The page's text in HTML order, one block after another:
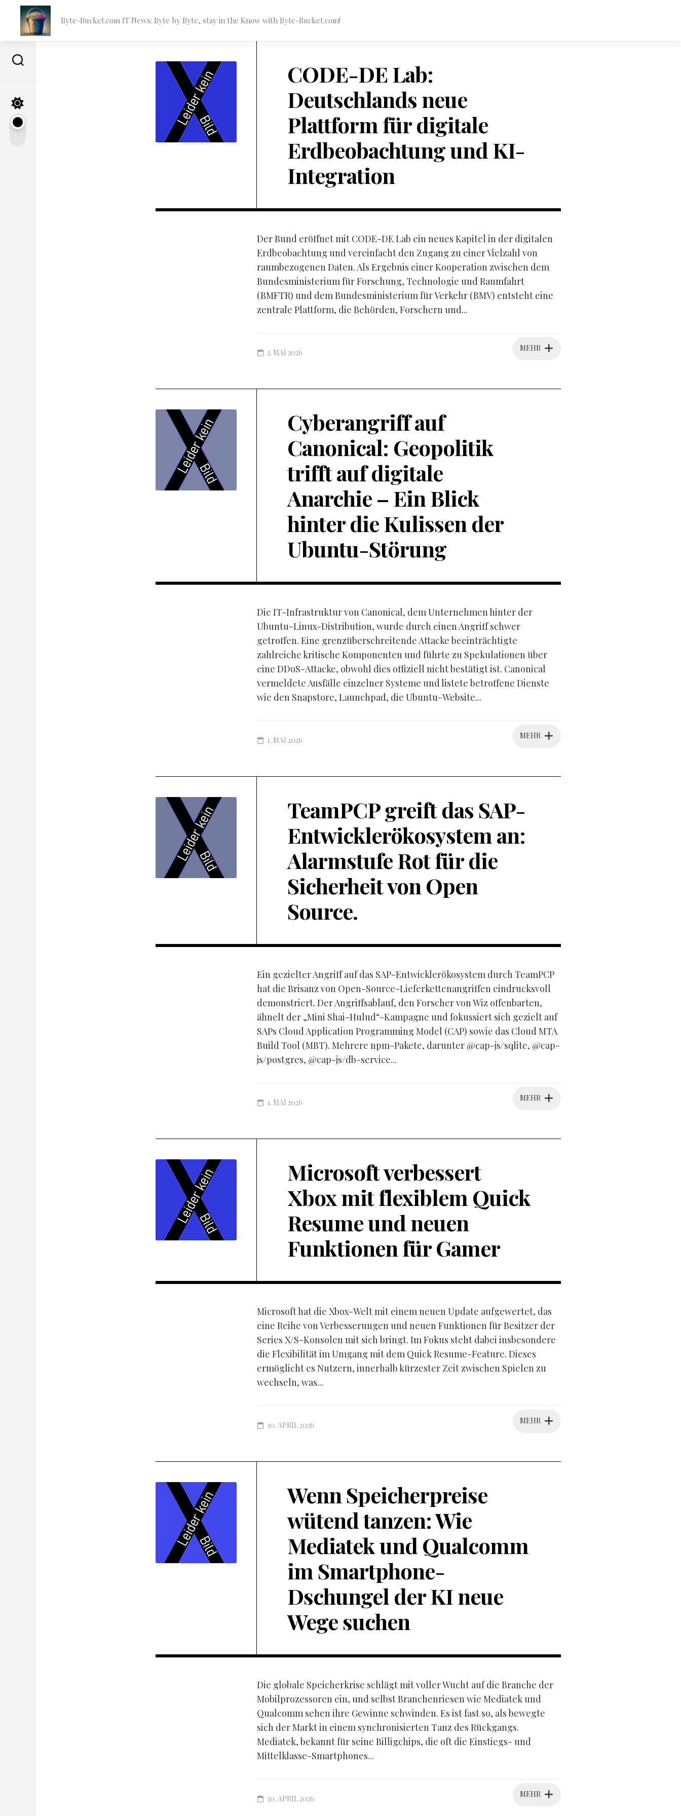
content
Byte-Bucket.com IT News: Byte by Byte, stay in the Know with Byte-Bucket.com!
CODE-DE Lab:
Deutschlands neue
Plattform für digitale
Erdbeobachtung und KI-
Integration
Der Bund eröffnet mit CODE-DE Lab ein neues Kapitel in der digitalen
Erdbeobachtung und vereinfacht den Zugang zu einer Vielzahl von
raumbezogenen Daten. Als Ergebnis einer Kooperation zwischen dem
Bundesministerium für Forschung, Technologie und Raumfahrt
(BMFTR) und dem Bundesministerium für Verkehr (BMV) entsteht eine
zentrale Plattform, die Behörden, Forschern und...
MEHR
2. MAI 2026
Cyberangriff auf
Canonical: Geopolitik
trifft auf digitale
Anarchie – Ein Blick
hinter die Kulissen der
Ubuntu-Störung
Die IT-Infrastruktur von Canonical, dem Unternehmen hinter der
Ubuntu-Linux-Distribution, wurde durch einen Angriff schwer
getroffen. Eine grenzüberschreitende Attacke beeinträchtigte
zahlreiche kritische Komponenten und führte zu Spekulationen über
eine DDoS-Attacke, obwohl dies offiziell nicht bestätigt ist. Canonical
vermeldete Ausfälle einzelner Systeme und listete betroffene Dienste
wie den Snapstore, Launchpad, die Ubuntu-Website...
MEHR
1. MAI 2026
TeamPCP greift das SAP-
Entwicklerökosystem an:
Alarmstufe Rot für die
Sicherheit von Open
Source.
Ein gezielter Angriff auf das SAP-Entwicklerökosystem durch TeamPCP
hat die Brisanz von Open-Source-Lieferkettenangriffen eindrucksvoll
demonstriert. Der Angriffsablauf, den Forscher von Wiz offenbarten,
ähnelt der „Mini Shai-Hulud“-Kampagne und fokussiert sich gezielt auf
SAPs Cloud Application Programming Model (CAP) sowie das Cloud MTA
Build Tool (MBT). Mehrere npm-Pakete, darunter @cap-js/sqlite, @cap-
js/postgres, @cap-js/db-service...
MEHR
1. MAI 2026
Microsoft verbessert
Xbox mit flexiblem Quick
Resume und neuen
Funktionen für Gamer
Microsoft hat die Xbox-Welt mit einem neuen Update aufgewertet, das
eine Reihe von Verbesserungen und neuen Funktionen für Besitzer der
Series X/S-Konsolen mit sich bringt. Im Fokus steht dabei insbesondere
die Flexibilität im Umgang mit dem Quick Resume-Feature. Dieses
ermöglicht es Nutzern, innerhalb kürzester Zeit zwischen Spielen zu
wechseln, was...
MEHR
30. APRIL 2026
Wenn Speicherpreise
wütend tanzen: Wie
Mediatek und Qualcomm
im Smartphone-
Dschungel der KI neue
Wege suchen
Die globale Speicherkrise schlägt mit voller Wucht auf die Branche der
Mobilprozessoren ein, und selbst Branchenriesen wie Mediatek und
Qualcomm sehen ihre Gewinne schwinden. Es ist fast so, als bewegte
sich der Markt in einem synchronisierten Tanz des Rückgangs.
Mediatek, bekannt für seine Billigchips, die oft die Einstiegs- und
Mittelklasse-Smartphones...
MEHR
30. APRIL 2026